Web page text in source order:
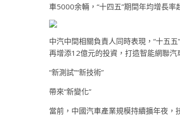
車5000余輛，“十四五”期間年均增長率
中汽中間相關負責人同時表現，“十五
再增添12億元的投資，打造智能網聯汽
“新測試”“新技術”
帶來“新變化”
當前，中國汽車產業規模持續擴年夜，